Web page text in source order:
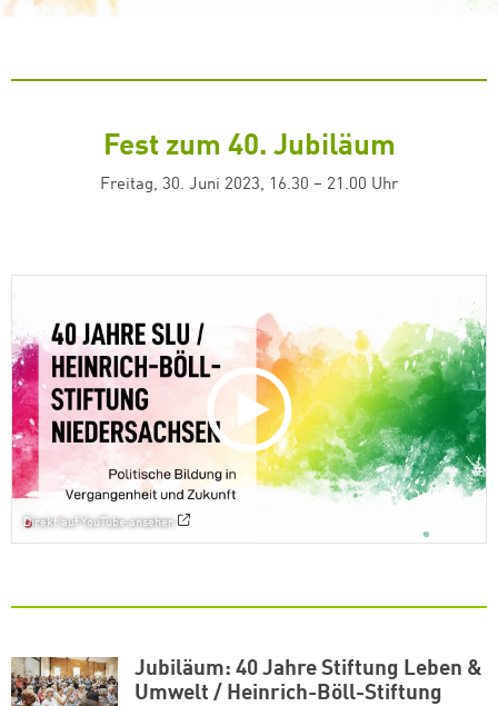
Fest zum 40. Jubiläum
Freitag, 30. Juni 2023, 16.30 – 21.00 Uhr
Direkt auf YouTube ansehen
Jubiläum: 40 Jahre Stiftung Leben &
Umwelt / Heinrich-Böll-Stiftung